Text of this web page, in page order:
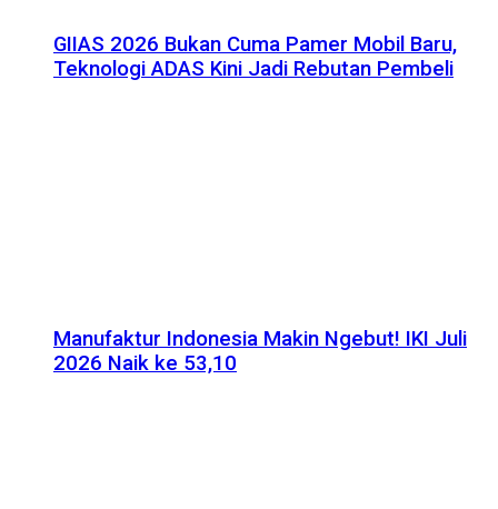
GIIAS 2026 Bukan Cuma Pamer Mobil Baru,
Teknologi ADAS Kini Jadi Rebutan Pembeli
Manufaktur Indonesia Makin Ngebut! IKI Juli
2026 Naik ke 53,10